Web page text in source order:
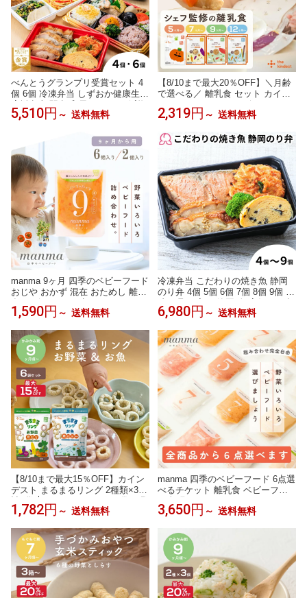
べんとうグランプリ受賞セット 4
個 6個 冷凍弁当 しずおか健康生活
応援弁当 駅弁 和風 アジアン 減塩
栄養バランス のり弁 焼津 かつお
グ 筋肉 低脂質 スポーツ 部活 管理
栄養士監修 沼津 レンチン 時短 送
料無料
5,510円 ～ 送料無料
【8/10まで最大20％OFF】＼月齢
で選べる／ 離乳食 セット カイン
デスト the kindest ベビーフード (
5ヶ月 ~/ 7ヶ月 ~/ 9ヶ月 ~ / 12ヶ
おかゆ 離乳食 野菜 魚 おやつ 出産
2,319円 ～ 送料無料
manma 9ヶ月 四季のベビーフード
おじや おかず 混在 おためし 離乳
11ヶ月 マンマ はたけのみかた 離
養 持ち運び 2個セット/6個セット
パウチ 詰め合わせ 便利 鉄 野菜
1,590円 ～ 送料無料
冷凍弁当 こだわりの焼き魚 静岡
のり弁 4個 5個 6個 7個 8個 9個 冷
簡単 定番 子供 レンチン 魚 鮭 西
短調理 送料無料 駅弁屋
6,980円 ～ 送料無料
【8/10まで最大15％OFF】カイン
デスト まるまるリング 2種類×3袋
計6袋 │ まるまるリング ×3袋(お野
菜) │まるまるリング ×3袋(お魚)
つ スナック ベビーフード 幼児 野
菜 鉄分 DHA ビタミンD カルシウ
ム │ the kindest
1,782円 ～ 送料無料
manma 四季のベビーフード 6点選
べるチケット 離乳食 ベビーフー
ド 福袋 はたけのみかた 5ヶ月 6ヶ
月 7ヶ月 8ヶ月 9ヶ月 10ヶ月 11ヶ
国産 レトルト マンマ 赤ちゃん セ
ット パウチ まとめ買い
3,650円 ～ 送料無料